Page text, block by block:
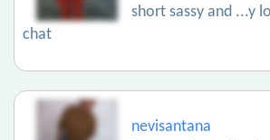
short sassy and ...y
chat
nevisantana